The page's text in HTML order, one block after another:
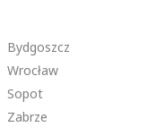
Bydgoszcz
Wrocław
Sopot
Zabrze